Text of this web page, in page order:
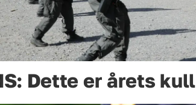
Dette er årets kull